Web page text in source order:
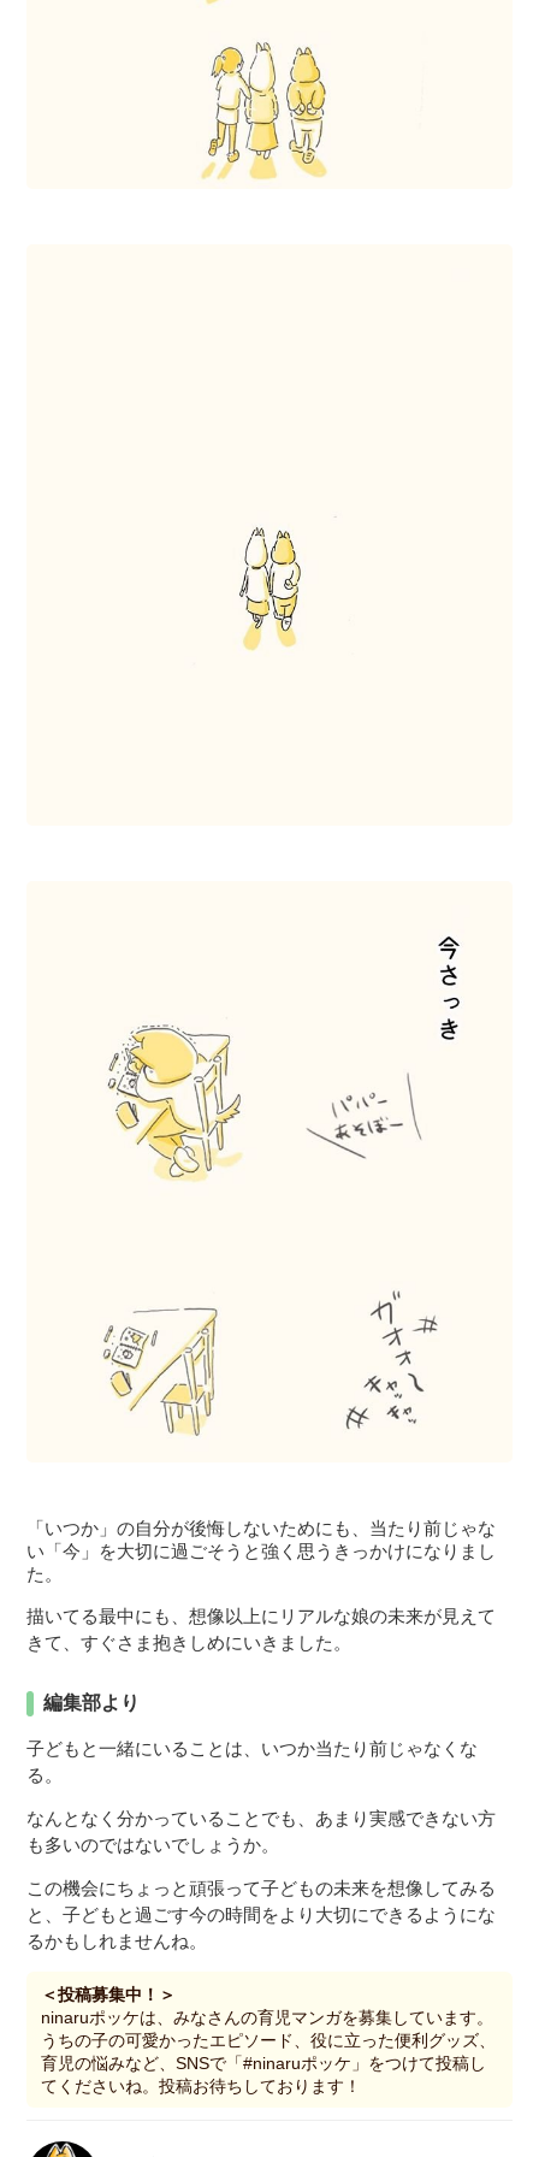
「いつか」の自分が後悔しないためにも、当たり前じゃな
い「今」を大切に過ごそうと強く思うきっかけになりまし
た。
描いてる最中にも、想像以上にリアルな娘の未来が見えて
きて、すぐさま抱きしめにいきました。
編集部より
子どもと一緒にいることは、いつか当たり前じゃなくな
る。
なんとなく分かっていることでも、あまり実感できない方
も多いのではないでしょうか。
この機会にちょっと頑張って子どもの未来を想像してみる
と、子どもと過ごす今の時間をより大切にできるようにな
るかもしれませんね。
＜投稿募集中！＞
ninaruポッケは、みなさんの育児マンガを募集しています。
うちの子の可愛かったエピソード、役に立った便利グッズ、
育児の悩みなど、SNSで「#ninaruポッケ」をつけて投稿し
てくださいね。投稿お待ちしております！